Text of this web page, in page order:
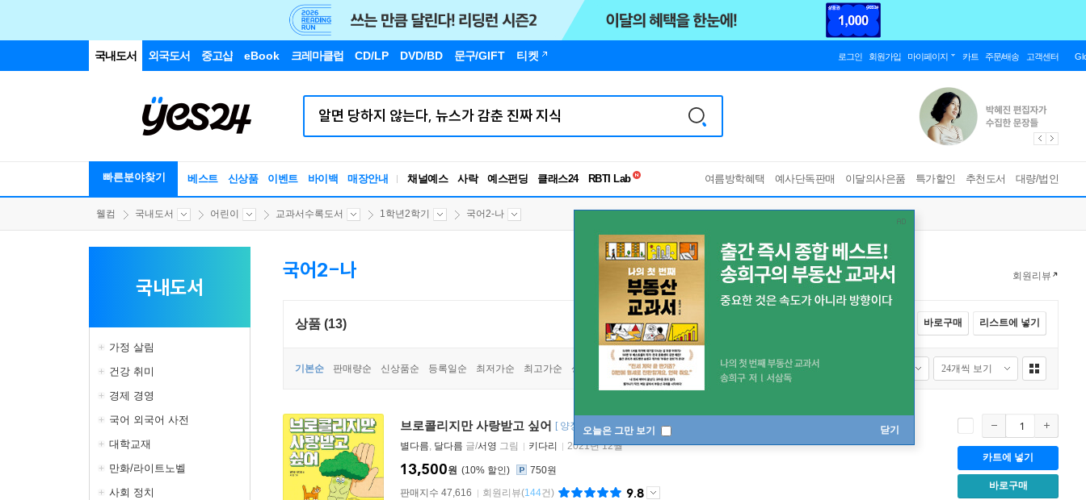
국내도서 외국도서 중고샵 eBook 크레마클럽 CD/LP DVD/BD 문구/GIFT 티켓 로그인 회원가입 마이페이지 카트 주문/배송 고객센터
빠른분야찾기 베스트 신상품 이벤트 바이백 매장안내 채널예스 사락 예스펀딩 클래스24
RBTI Lab
독서유형검사
여름방학혜택 예사단독판매 이달의사은품 특가할인 추천도서 대량/법인
오늘은 그만 보기 닫기
웰컴 국내도서 어린이 교과서수록도서 1학년2학기 국어2-나
국내도서
가정 살림
건강 취미
경제 경영
국어 외국어 사전
대학교재
만화/라이트노벨
사회 정치
국어2-나 회원리뷰
상품 (13) 바로구매 리스트에 넣기
기본순 판매량순 신상품순 등록일순 최저가순 최고가순 상품명순
브로콜리지만 사랑받고 싶어 [ 양장
]
별다름, 달다름 글/서영 그림 키다리 2021년 12월
10%
13,500원
750원
판매지수 47,616
회원리뷰(144건) 9.8
카트에 넣기
바로구매